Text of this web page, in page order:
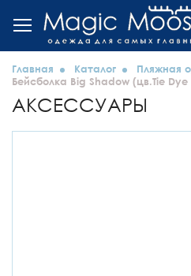
Главная Каталог Пляжная
Бейсболка Big Shadow (цв.Tie
АКСЕССУАРЫ